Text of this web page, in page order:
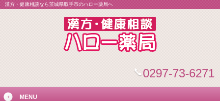
漢方・健康相談なら茨城県取手市のハロー薬局へ
0297-73-6271
MENU